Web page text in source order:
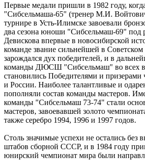
Первые медали пришли в 1982 году,
"Сибсельмаша-65" (тренер М.И.
турнире в Усть-Илимске завоевали
два сезона юноши "Сибсельмаш-69" под
Девискова впервые в новосибирской
команде звание сильнейшей в
зарождался дух победителей, и в
команды ДЮСШ "Сибсельмаш" во всех
становились Победителями и
и России. Наиболее талантливые и
пополняли состав команды мастеров.
команды "Сибсельмаш 73-74" стали
мастеров, завоевавшей золото
также серебро 1994, 1996 и 1997 годов.
Столь значимые успехи не остались без
штабов сборной СССР, и в 1984 году
юнирский чемпионат мира были